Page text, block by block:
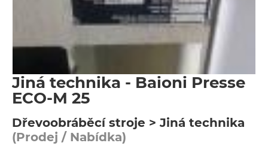
Jiná technika - Baioni Presse
ECO-M 25
Dřevoobráběcí stroje > Jiná technika
(Prodej / Nabídka)